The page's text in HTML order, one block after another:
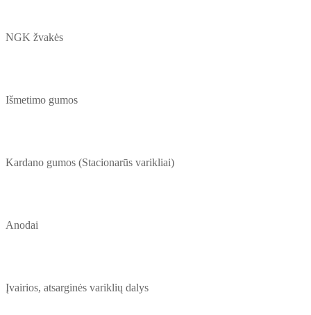
NGK žvakės
Išmetimo gumos
Kardano gumos (Stacionarūs varikliai)
Anodai
Įvairios, atsarginės variklių dalys